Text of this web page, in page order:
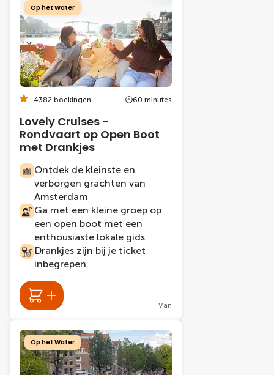
Op het Water
4382 boekingen 60 minutes
Lovely Cruises -
Rondvaart op Open Boot
met Drankjes
Ontdek de kleinste en
verborgen grachten van
Amsterdam
Ga met een kleine groep op
een open boot met een
enthousiaste lokale gids
Drankjes zijn bij je ticket
inbegrepen.
Van
Op het Water